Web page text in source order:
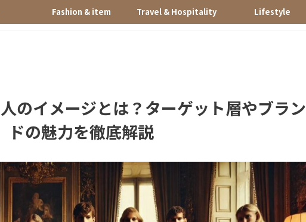
Fashion & item Travel & Hospitality Lifestyle
のイメージとは？ターゲット層やブラン
ドの魅力を徹底解説